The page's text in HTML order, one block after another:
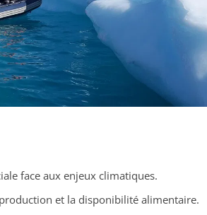
face aux enjeux climatiques.
et la disponibilité alimentaire.